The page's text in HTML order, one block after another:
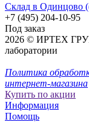
Склад в Одинцово
+7 (495) 204-10-95
Под заказ
2026 © ИРТЕХ
лаборатории
Политика
интернет-магазина
Купить по акции
Информация
Помощь